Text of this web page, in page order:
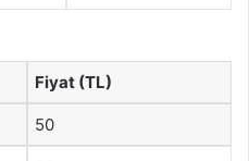
Fiyat (TL)
50